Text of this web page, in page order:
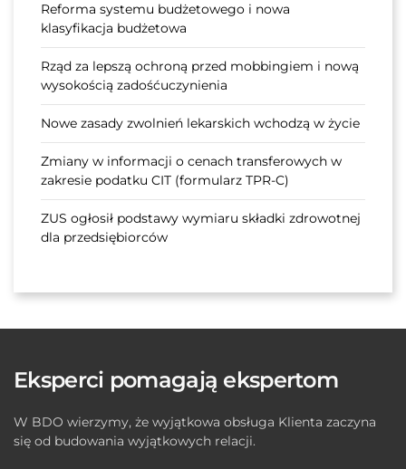
Reforma systemu budżetowego i nowa
klasyfikacja budżetowa
Rząd za lepszą ochroną przed mobbingiem i nową
wysokością zadośćuczynienia
Nowe zasady zwolnień lekarskich wchodzą w życie
Zmiany w informacji o cenach transferowych w
zakresie podatku CIT (formularz TPR-C)
ZUS ogłosił podstawy wymiaru składki zdrowotnej
dla przedsiębiorców
Eksperci pomagają ekspertom
W BDO wierzymy, że wyjątkowa obsługa Klienta zaczyna
się od budowania wyjątkowych relacji.